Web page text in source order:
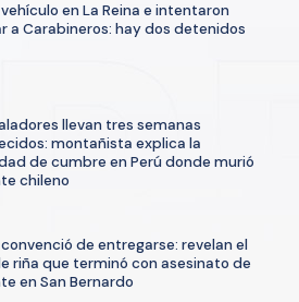
en La Reina e intentaron
a Carabineros: hay dos detenidos
llevan tres semanas
montañista explica la
de cumbre en Perú donde murió
chileno
de entregarse: revelan el
riña que terminó con asesinato de
en San Bernardo